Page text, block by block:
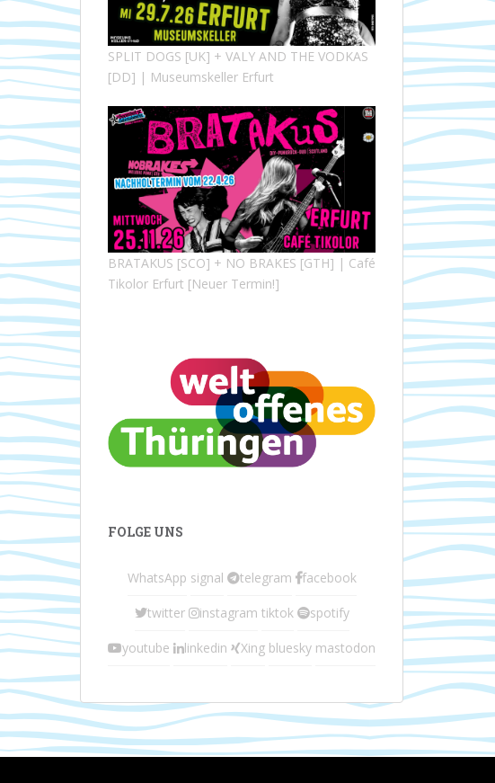
SPLIT DOGS [UK] + VALY AND THE VODKAS
[DD] | Museumskeller Erfurt
BRATAKUS [SCO] + NO BRAKES [GTH] | Café
Tikolor Erfurt [Neuer Termin!]
FOLGE UNS
WhatsApp signal telegram facebook
twitter instagram tiktok spotify
youtube linkedin Xing bluesky mastodon